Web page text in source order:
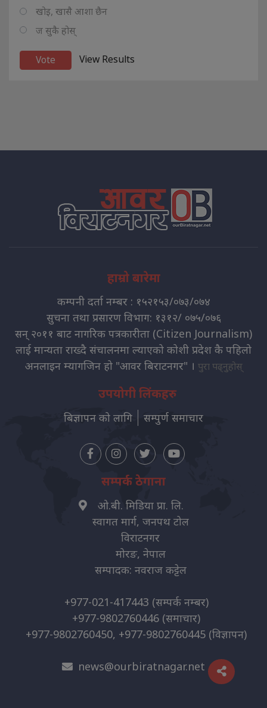
खोइ, खासै आशा छैन
ज सुकै होस्
View Results
हाम्रो बारेमा
कम्पनी दर्ता नम्बर : १५२१५३/०७३/०७४
सुचना तथा प्रसारण विभाग: १३१२/ ०७५/०७६
सन् २०११ बाट नागरिक पत्रकारीता (Citizen Journalism)
लाई मान्यता राख्दै संचालनमा ल्याएको कोशी प्रदेश कै पहिलो
अनलाइन म्यागजिन हो "आवर बिराटनगर" । पुरा पढ्नुहोस्
उपयोगी लिंकहरु
बिज्ञापन को लागि सम्पुर्ण समाचार
सम्पर्क ठेगाना
ओ.बी. मिडिया प्रा. लि.
स्वागत मार्ग, जनपथ टोल
विराटनगर
मोरङ, नेपाल
सम्पादक: नवराज कट्टेल
+977-021-417443 (सम्पर्क नम्बर)
+977-9802760446 (समाचार)
+977-9802760450, +977-9802760445 (विज्ञापन)
news@ourbiratnagar.net